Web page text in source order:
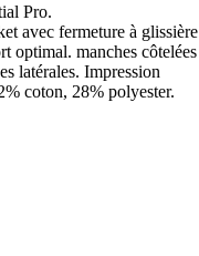
Pro.
avec fermeture à glissière
optimal. manches côtelées
latérales. Impression
coton, 28% polyester.